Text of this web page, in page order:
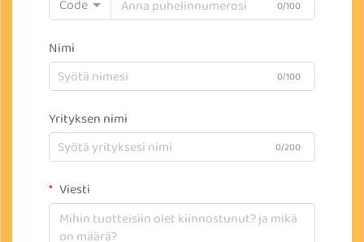
Code 0/100
Nimi
0/100
Yrityksen nimi
0/200
Viesti